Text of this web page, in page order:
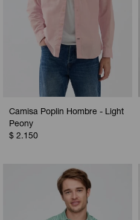
Camisa Poplin Hombre - Light
Peony
$ 2.150